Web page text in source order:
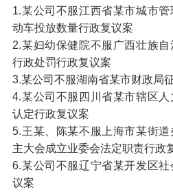
1.某公司不服江西省某市城市
动车投放数量行政复议案
2.某妇幼保健院不服广西壮族
行政处罚行政复议案
3.某公司不服湖南省某市财政局
4.某公司不服四川省某市辖区
认定行政复议案
5.王某、陈某不服上海市某街
主大会成立业委会法定职责行政
6.某公司不服辽宁省某开发区
议案